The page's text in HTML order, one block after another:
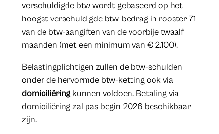
verschuldigde btw wordt gebaseerd op het
hoogst verschuldigde btw-bedrag in rooster 71
van de btw-aangiften van de voorbije twaalf
maanden (met een minimum van € 2.100).
Belastingplichtigen zullen de btw-schulden
onder de hervormde btw-ketting ook via
domiciliëringkunnen voldoen. Betaling via
domiciliëring zal pas begin 2026 beschikbaar
zijn.